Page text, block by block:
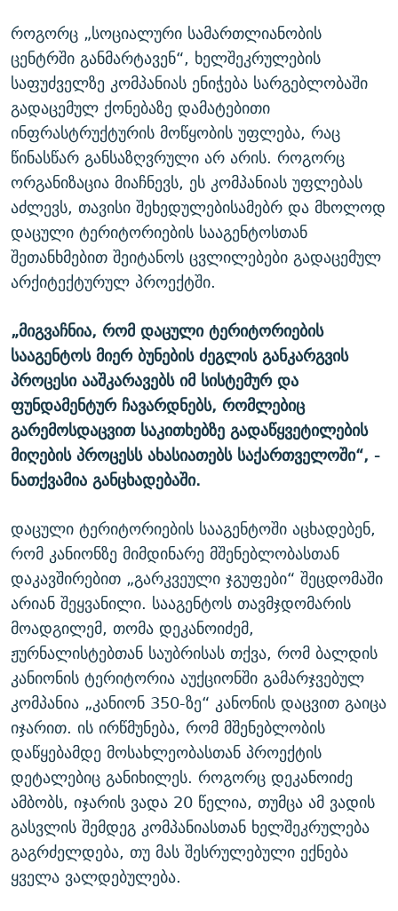
როგორც „სოციალური სამართლიანობის
ცენტრში განმარტავენ“, ხელშეკრულების
საფუძველზე კომპანიას ენიჭება სარგებლობაში
გადაცემულ ქონებაზე დამატებითი
ინფრასტრუქტურის მოწყობის უფლება, რაც
წინასწარ განსაზღვრული არ არის. როგორც
ორგანიზაცია მიაჩნევს, ეს კომპანიას უფლებას
აძლევს, თავისი შეხედულებისამებრ და მხოლოდ
დაცული ტერიტორიების სააგენტოსთან
შეთანხმებით შეიტანოს ცვლილებები გადაცემულ
არქიტექტურულ პროექტში.
„მიგვაჩნია, რომ დაცულიტერიტორიების
სააგენტოსმიერბუნებისძეგლისგანკარგვის
პროცესი ააშკარავებსიმ სისტემურ და
ფუნდამენტურ ჩავარდნებს, რომლებიც
გარემოსდაცვით საკითხებზეგადაწყვეტილების
მიღების პროცესს ახასიათებს საქართველოში“, -
ნათქვამია განცხადებაში.
დაცული ტერიტორიების სააგენტოში აცხადებენ,
რომ კანიონზე მიმდინარე მშენებლობასთან
დაკავშირებით „გარკვეული ჯგუფები“ შეცდომაში
არიან შეყვანილი. სააგენტოს თავმჯდომარის
მოადგილემ, თომა დეკანოიძემ,
ჟურნალისტებთან საუბრისას თქვა, რომ ბალდის
კანიონის ტერიტორია აუქციონში გამარჯვებულ
კომპანია „კანიონ 350-ზე“ კანონის დაცვით გაიცა
იჯარით. ის ირწმუნება, რომ მშენებლობის
დაწყებამდე მოსახლეობასთან პროექტის
დეტალებიც განიხილეს. როგორც დეკანოიძე
ამბობს, იჯარის ვადა 20 წელია, თუმცა ამ ვადის
გასვლის შემდეგ კომპანიასთან ხელშეკრულება
გაგრძელდება, თუ მას შესრულებული ექნება
ყველა ვალდებულება.